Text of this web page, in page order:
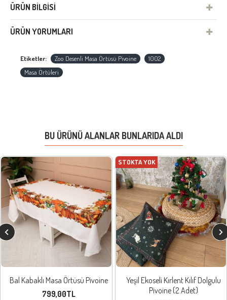
ÜRÜN BILGISI
ÜRÜN YORUMLARI
Etiketler: Zoo Desenli Masa Örtüsü Pivoine
1002
Masa Örtüleri
BU ÜRÜNÜ ALANLAR BUNLARIDA ALDI
Bal Kabaklı Masa Örtüsü Pivoine
799,00TL
STOKTA YOK
Yeşil Ekoseli Kırlent Kılıf Dolgulu
Pivoine (2 Adet)